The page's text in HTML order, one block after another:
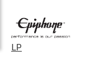
LP